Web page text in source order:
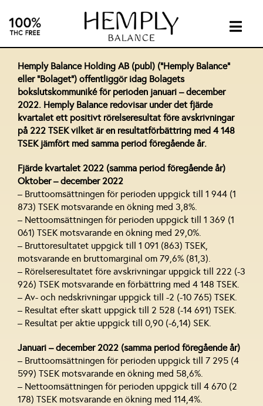
content
ABOUT
Hemply Balance Holding AB (publ) ("Hemply Balance"
eller ”Bolaget”) offentliggör idag Bolagets
bokslutskommuniké för perioden januari – december
2022. Hemply Balance redovisar under det fjärde
kvartalet ett positivt rörelseresultat före avskrivningar
på 222 TSEK vilket är en resultatförbättring med 4 148
TSEK jämfört med samma period föregående år.
Fjärde kvartalet 2022 (samma period föregående år)
Oktober – december 2022
– Bruttoomsättningen för perioden uppgick till 1 944 (1
873) TSEK motsvarande en ökning med 3,8%.
– Nettoomsättningen för perioden uppgick till 1 369 (1
061) TSEK motsvarande en ökning med 29,0%.
– Bruttoresultatet uppgick till 1 091 (863) TSEK,
motsvarande en bruttomarginal om 79,6% (81,3).
– Rörelseresultatet före avskrivningar uppgick till 222 (-3
926) TSEK motsvarande en förbättring med 4 148 TSEK.
– Av- och nedskrivningar uppgick till -2 (-10 765) TSEK.
– Resultat efter skatt uppgick till 2 528 (-14 691) TSEK.
– Resultat per aktie uppgick till 0,90 (-6,14) SEK.
Januari – december 2022 (samma period föregående år)
– Bruttoomsättningen för perioden uppgick till 7 295 (4
599) TSEK motsvarande en ökning med 58,6%.
– Nettoomsättningen för perioden uppgick till 4 670 (2
178) TSEK motsvarande en ökning med 114,4%.